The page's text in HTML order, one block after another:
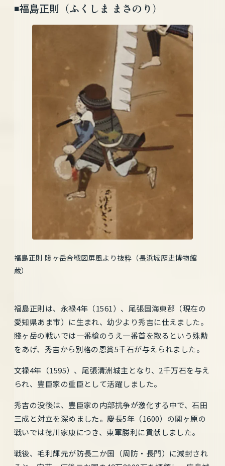
◾️福島正則（ふくしま まさのり）
福島正則 賤ヶ岳合戦図屏風より抜粋（長浜城歴史博物館
蔵）
福島正則は、永禄4年（1561）、尾張国海東郡（現在の
愛知県あま市）に生まれ、幼少より秀吉に仕えました。
賤ヶ岳の戦いでは一番槍のうえ一番首を取るという殊勲
をあげ、秀吉から別格の恩賞5千石が与えられました。
文禄4年（1595）、尾張清洲城主となり、2千万石を与え
られ、豊臣家の重臣として活躍しました。
秀吉の没後は、豊臣家の内部抗争が激化する中で、石田
三成と対立を深めました。慶長5年（1600）の関ヶ原の
戦いでは徳川家康につき、東軍勝利に貢献しました。
戦後、毛利輝元が防長二か国（周防・長門）に減封され